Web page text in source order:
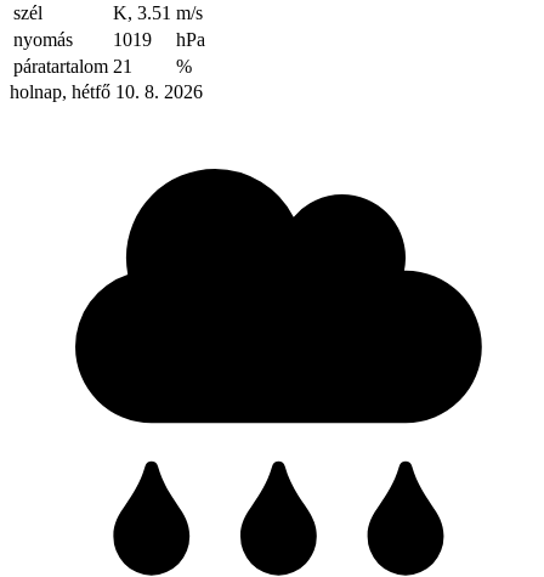
szél
K, 3.51 m/s
nyomás
1019
hPa
páratartalom 21
%
holnap, hétfő 10. 8. 2026